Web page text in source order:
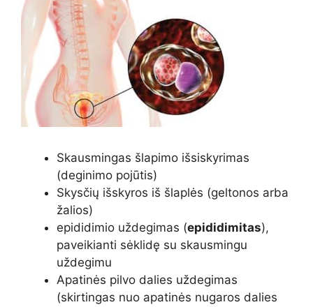
Skausmingas šlapimo išsiskyrimas
(deginimo pojūtis)
Skysčių išskyros iš šlaplės (geltonos arba
žalios)
epididimio uždegimas (epididimitas),
paveikianti sėklidę su skausmingu
uždegimu
Apatinės pilvo dalies uždegimas
(skirtingas nuo apatinės nugaros dalies